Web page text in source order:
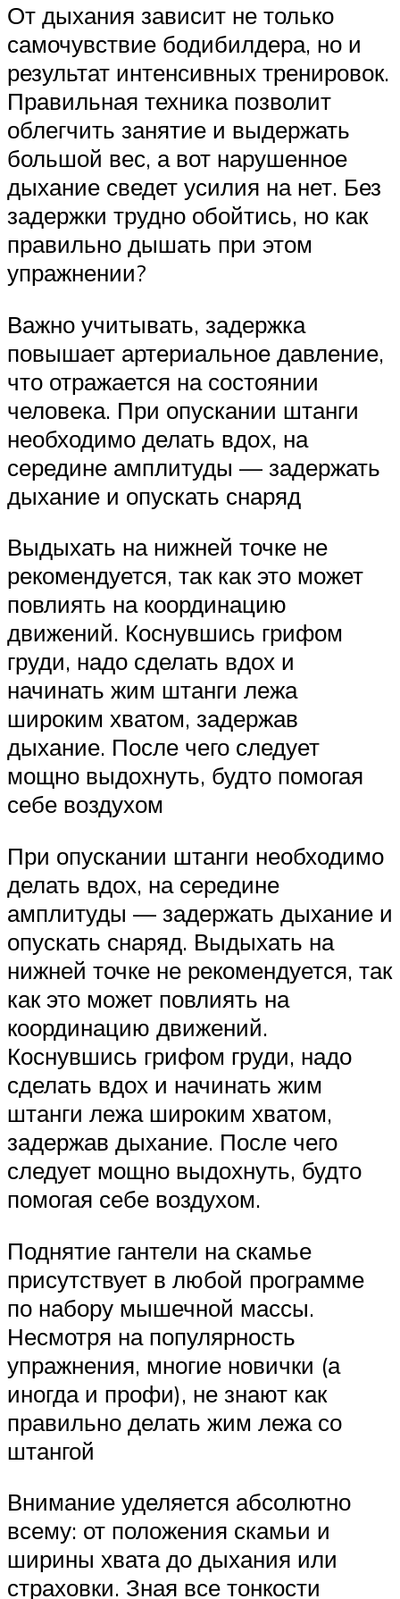
От дыхания зависит не только
самочувствие бодибилдера, но и
результат интенсивных тренировок.
Правильная техника позволит
облегчить занятие и выдержать
большой вес, а вот нарушенное
дыхание сведет усилия на нет. Без
задержки трудно обойтись, но как
правильно дышать при этом
упражнении?
Важно учитывать, задержка
повышает артериальное давление,
что отражается на состоянии
человека. При опускании штанги
необходимо делать вдох, на
середине амплитуды — задержать
дыхание и опускать снаряд
Выдыхать на нижней точке не
рекомендуется, так как это может
повлиять на координацию
движений. Коснувшись грифом
груди, надо сделать вдох и
начинать жим штанги лежа
широким хватом, задержав
дыхание. После чего следует
мощно выдохнуть, будто помогая
себе воздухом
При опускании штанги необходимо
делать вдох, на середине
амплитуды — задержать дыхание и
опускать снаряд. Выдыхать на
нижней точке не рекомендуется, так
как это может повлиять на
координацию движений.
Коснувшись грифом груди, надо
сделать вдох и начинать жим
штанги лежа широким хватом,
задержав дыхание. После чего
следует мощно выдохнуть, будто
помогая себе воздухом.
Поднятие гантели на скамье
присутствует в любой программе
по набору мышечной массы.
Несмотря на популярность
упражнения, многие новички (а
иногда и профи), не знают как
правильно делать жим лежа со
штангой
Внимание уделяется абсолютно
всему: от положения скамьи и
ширины хвата до дыхания или
страховки. Зная все тонкости